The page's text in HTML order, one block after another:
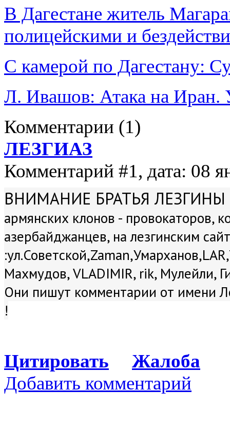
В Дагестане житель
полицейскими и
С камерой по Дагестану:
Л. Ивашов: Атака на Иран.
Комментарии (1)
ЛЕЗГИАЗ
Комментарий #1, дата: 08
ВНИМАНИЕ БРАТЬЯ
армянских клонов - провокаторов,
азербайджанцев, на лезгинским
Махмудов, VLADIMIR, rik, Мулейли,
Они пишут комментарии от имени
!
Цитировать
Жалоба
Добавить комментарий